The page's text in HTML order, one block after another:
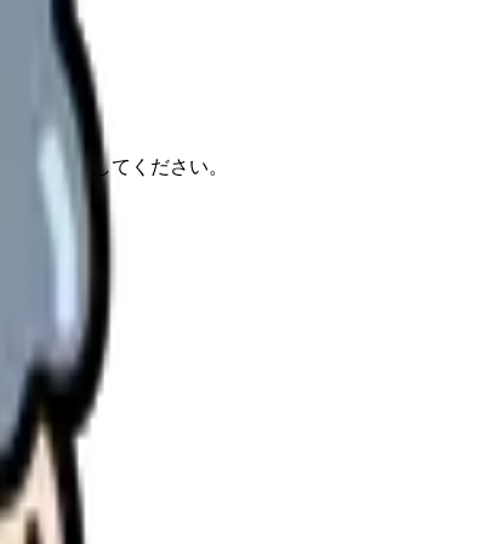
て確認してください。